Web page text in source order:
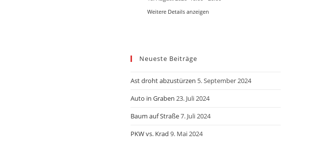
Weitere Details anzeigen
Neueste Beiträge
Ast droht abzustürzen 5. September 2024
Auto in Graben 23. Juli 2024
Baum auf Straße7. Juli 2024
PKW vs. Krad 9. Mai 2024